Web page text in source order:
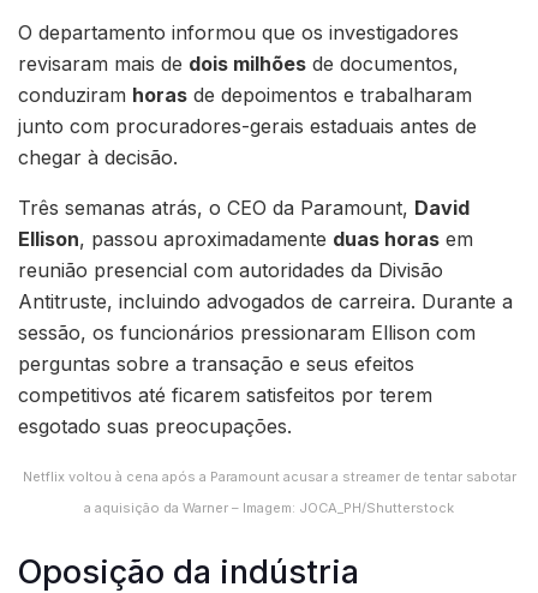
O departamento informou que os investigadores
revisaram mais de dois milhões de documentos,
conduziram horas de depoimentos e trabalharam
junto com procuradores-gerais estaduais antes de
chegar à decisão.
Três semanas atrás, o CEO da Paramount, David
Ellison, passou aproximadamente duas horas em
reunião presencial com autoridades da Divisão
Antitruste, incluindo advogados de carreira. Durante a
sessão, os funcionários pressionaram Ellison com
perguntas sobre a transação e seus efeitos
competitivos até ficarem satisfeitos por terem
esgotado suas preocupações.
Netflix voltou à cena após a Paramount acusar a streamer de tentar sabotar
a aquisição da Warner – Imagem: JOCA_PH/Shutterstock
Oposição da indústria